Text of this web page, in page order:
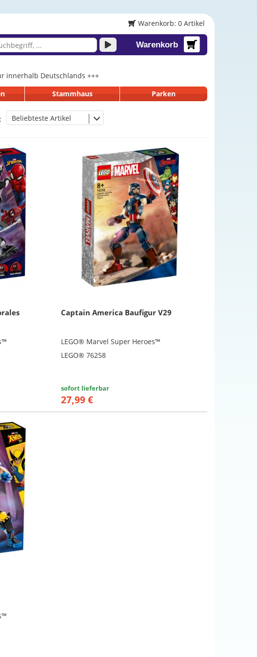
Warenkorb: 0 Artikel
Warenkorb
innerhalb Deutschlands +++
Stammhaus Parken
Beliebteste Artikel
Captain America Baufigur V29
LEGO® Marvel Super Heroes™
LEGO® 76258
sofort lieferbar
27,99 €